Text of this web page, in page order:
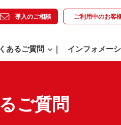
導入のご相談 ご利用中のお客
あるご質問 インフォメー
ご質問